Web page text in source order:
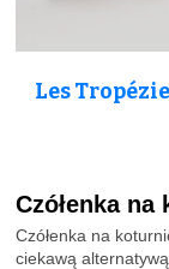
Les
Czółenka na
Czółenka na
ciekawą